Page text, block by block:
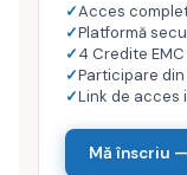
✓Acces
✓Platformă
✓4 Credite
✓Participare
✓Link de acces
Mă înscriu